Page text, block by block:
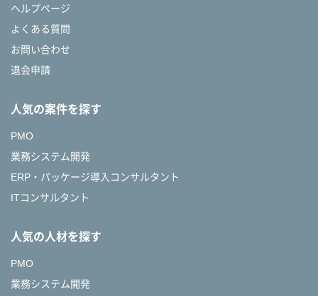
ヘルプページ
よくある質問
お問い合わせ
退会申請
人気の案件を探す
PMO
業務システム開発
ERP・パッケージ導入コンサルタント
ITコンサルタント
人気の人材を探す
PMO
業務システム開発